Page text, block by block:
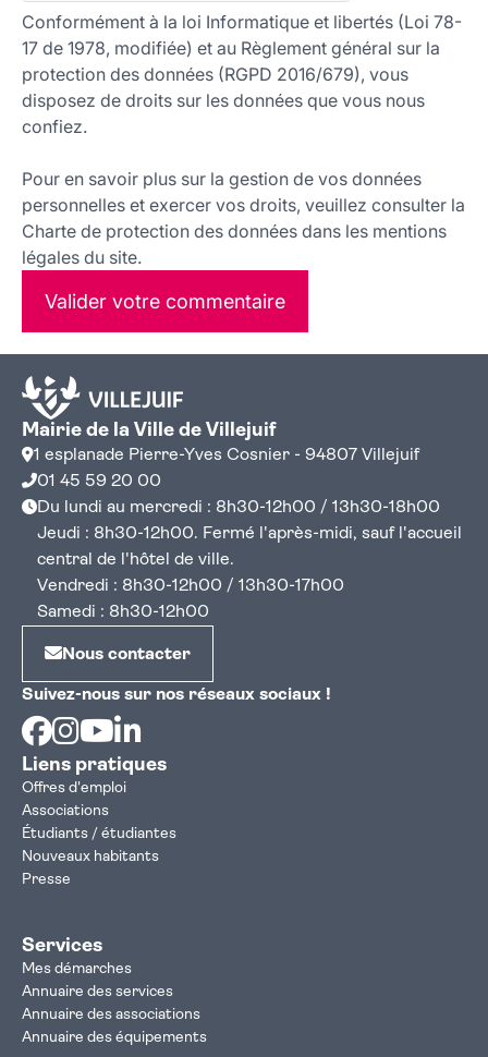
Conformément à la loi Informatique et libertés (Loi 78-
17 de 1978, modifiée) et au Règlement général sur la
protection des données (RGPD 2016/679), vous
disposez de droits sur les données que vous nous
confiez.
Pour en savoir plus sur la gestion de vos données
personnelles et exercer vos droits, veuillez consulter la
Charte de protection des données dans les mentions
légales du site.
Valider votre commentaire
Mairie de la Ville de Villejuif
1 esplanade Pierre-Yves Cosnier - 94807 Villejuif
01 45 59 20 00
Du lundi au mercredi : 8h30-12h00 / 13h30-18h00
Jeudi : 8h30-12h00. Fermé l'après-midi, sauf l'accueil
central de l'hôtel de ville.
Vendredi : 8h30-12h00 / 13h30-17h00
Samedi : 8h30-12h00
Nous contacter
Suivez-nous sur nos réseaux sociaux !
Facebook
Instagram
Youtube
Liens pratiques
Offres d'emploi
Associations
Étudiants / étudiantes
Nouveaux habitants
Presse
Services
Mes démarches
Annuaire des services
Annuaire des associations
Annuaire des équipements